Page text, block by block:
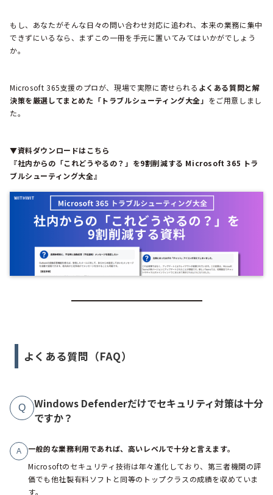
もし、あなたがそんな日々の問い合わせ対応に追われ、本来の業務に集中
できずにいるなら、まずこの一冊を手元に置いてみてはいかがでしょう
か。
Microsoft 365支援のプロが、現場で実際に寄せられる よくある質問と解
決策を厳選してまとめた「トラブルシューティング大全」 をご用意しまし
た。
▼資料ダウンロードはこちら
『社内からの「これどうやるの？」を9割削減する Microsoft 365 トラ
ブルシューティング大全』
よくある質問（FAQ）
Q
Windows Defenderだけでセキュリティ対策は十分
ですか？
A
一般的な業務利用であれば、高いレベルで十分と言えます。
Microsoftのセキュリティ技術は年々進化しており、第三者機関の評
価でも他社製有料ソフトと同等のトップクラスの成績を収めていま
す。